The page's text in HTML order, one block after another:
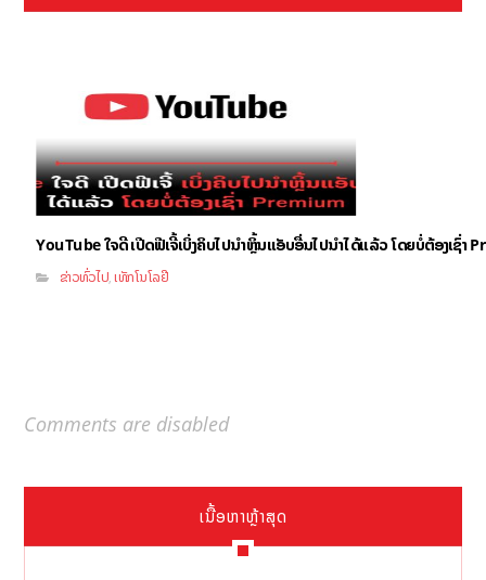
YouTube ໃຈດີ ເປີດຟີເຈີ້ເບິ່ງຄິບໄປນຳຫຼິ້ນແອັບອື່ນໄປນຳໄດ້ແລ້ວ ໂດຍບໍ່ຕ້ອງເຊົ່າ
ຂ່າວທົ່ວໄປ,ເທັກໂນໂລຢີ
Comments are disabled
ເນື້ອຫາຫຼ້າສຸດ